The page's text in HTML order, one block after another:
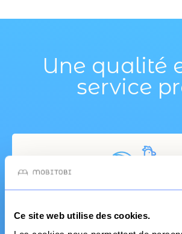
Ce site web utilise des cookies.
Une qualité
service
Fabrication